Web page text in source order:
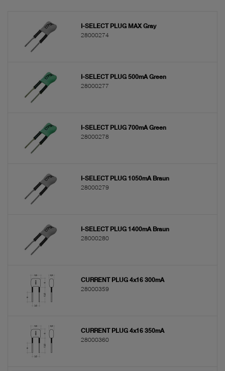
I-SELECT PLUG MAX Gray
28000274
I-SELECT PLUG 500mA Green
28000277
I-SELECT PLUG 700mA Green
28000278
I-SELECT PLUG 1050mA Braun
28000279
I-SELECT PLUG 1400mA Braun
28000280
CURRENT PLUG 4x16 300mA
28000359
CURRENT PLUG 4x16 350mA
28000360